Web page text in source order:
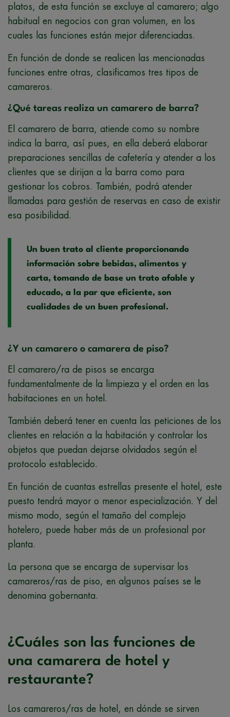
platos, de esta función se excluye al camarero; algo
habitual en negocios con gran volumen, en los
cuales las funciones están mejor diferenciadas.
En función de donde se realicen las mencionadas
funciones entre otras, clasificamos tres tipos de
camareros.
¿Qué tareas realiza un camarero de barra?
El camarero de barra, atiende como su nombre
indica la barra, así pues, en ella deberá elaborar
preparaciones sencillas de cafetería y atender a los
clientes que se dirijan a la barra como para
gestionar los cobros. También, podrá atender
llamadas para gestión de reservas en caso de existir
esa posibilidad.
Un buen trato al cliente proporcionando
información sobre bebidas, alimentos y
carta, tomando de base un trato afable y
educado, a la par que eficiente, son
cualidades de un buen profesional.
¿Y un camarero o camarera de piso?
El camarero/ra de pisos se encarga
fundamentalmente de la limpieza y el orden en las
habitaciones en un hotel.
También deberá tener en cuenta las peticiones de los
clientes en relación a la habitación y controlar los
objetos que puedan dejarse olvidados según el
protocolo establecido.
En función de cuantas estrellas presente el hotel, este
puesto tendrá mayor o menor especialización. Y del
mismo modo, según el tamaño del complejo
hotelero, puede haber más de un profesional por
planta.
La persona que se encarga de supervisar los
camareros/ras de piso, en algunos países se le
denomina gobernanta.
¿Cuáles son las funciones de
una camarera de hotel y
restaurante?
Los camareros/ras de hotel, en dónde se sirven